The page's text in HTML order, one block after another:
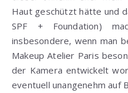
Haut geschützt hätte und
SPF + Foundation)
insbesondere, wenn man
Makeup Atelier Paris
der Kamera entwickelt
eventuell unangenehm auf